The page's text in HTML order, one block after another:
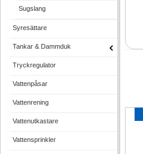
Sugslang
Syresättare
Tankar & Dammduk
Tryckregulator
Vattenpåsar
Vattenrening
Vattenutkastare
Vattensprinkler